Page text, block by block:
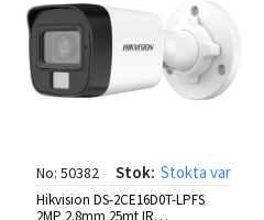
No: 50382 Stok: Stokta var
Hikvision DS-2CE16D0T-LPFS
2MP 2.8mm 25mt IR